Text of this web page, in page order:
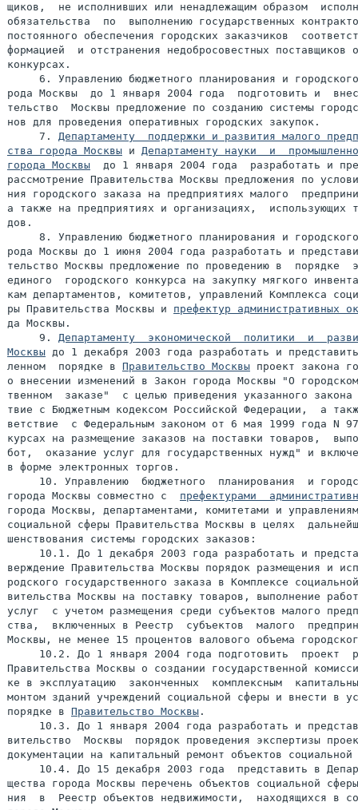
щиков,  не исполнивших или ненадлежащим образом
обязательства  по  выполнению государственных
постоянного обеспечения городских заказчиков
формацией  и отстранения недобросовестных поставщиков
конкурсах.
6. Управлению бюджетного планирования и
рода Москвы  до 1 января 2004 года  подготовить и
тельство  Москвы предложение по созданию системы
нов для проведения оперативных городских закупок.
     7.
Департаменту  поддержки и развития малого
ства города Москвы и Департаменту науки  и
города Москвы
до 1 января 2004 года  разработать и
рассмотрение Правительства Москвы предложения по
ния городского заказа на предприятиях малого
а также на предприятиях и организациях,  использующих
дов.
8. Управлению бюджетного планирования и
рода Москвы до 1 июня 2004 года разработать и
тельство Москвы предложение по проведению в  порядке
единого  городского конкурса на закупку мягкого
кам департаментов, комитетов, управлений Комплекса
ры Правительства Москвы и префектур административных
да Москвы.
     9.
Департаменту  экономической  политики  и
Москвы до 1 декабря 2003 года разработать и
ленном  порядке в Правительство Москвы проект закона
о внесении изменений в Закон города Москвы "О
твенном  заказе"  с целью приведения указанного
твие с Бюджетным кодексом Российской Федерации,  а
ветствие  с Федеральным законом от 6 мая 1999 года N
курсах на размещение заказов на поставки товаров,
бот,  оказание услуг для государственных нужд" и
в форме электронных торгов.
10. Управлению  бюджетного  планирования  и
города Москвы совместно с префектурами
города Москвы, департаментами, комитетами и
социальной сферы Правительства Москвы в целях
шенствования системы городских заказов:
10.1. До 1 декабря 2003 года разработать и
верждение Правительства Москвы порядок размещения и
родского государственного заказа в Комплексе
вительства Москвы на поставку товаров, выполнение
услуг  c учетом размещения среди субъектов малого
ства,  включенных в Реестр  субъектов  малого
Москвы, не менее 15 процентов валового объема
10.2. До 1 января 2004 года подготовить  проект
Правительства Москвы о создании государственной
ке в эксплуатацию  законченных  комплексным
монтом зданий учреждений социальной сферы и внести в
порядке в Правительство Москвы .
10.3. До 1 января 2004 года разработать и
вительство  Москвы  порядок проведения экспертизы
документации на капитальный ремонт объектов
10.4. До 15 декабря 2003 года  представить в
щества города Москвы перечень объектов социальной
ния  в  Реестр объектов недвижимости,  находящихся в